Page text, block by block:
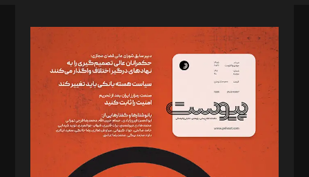
مدیر مسئول: محمدباقر اثنی‌عشری
سردبیر: مهرک محمودی
دبیر تحریریه: میثم قاسمی
د‌بیر ناداستان: سمانه سمیع
د‌بیر خدمت و تجارت: ابوالفضل رجبی
د‌بیر حقوق فناوری: حسام‌الدین ایپکچی
د‌بیر پیوست جهان: مینا پاکدل
د‌بیر تحریریه آنلاین: بابک نقاش